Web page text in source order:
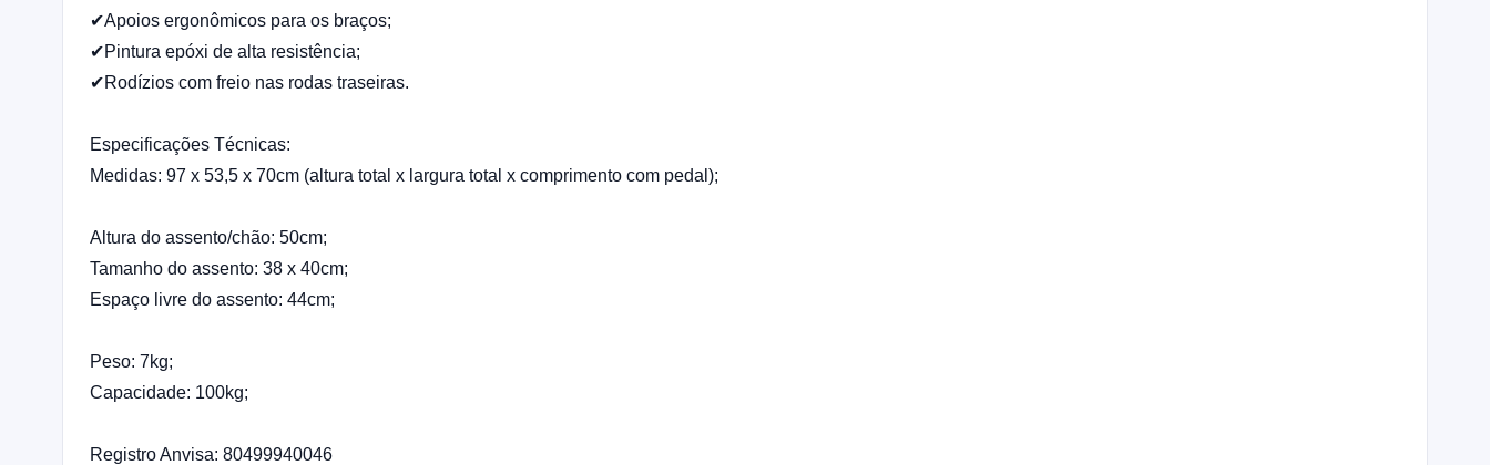
✔Apoios ergonômicos para os braços;
✔Pintura epóxi de alta resistência;
✔Rodízios com freio nas rodas traseiras.
Especificações Técnicas:
Medidas: 97 x 53,5 x 70cm (altura total x largura total x comprimento com pedal);
Altura do assento/chão: 50cm;
Tamanho do assento: 38 x 40cm;
Espaço livre do assento: 44cm;
Peso: 7kg;
Capacidade: 100kg;
Registro Anvisa: 80499940046